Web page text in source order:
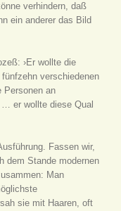
verhindern, daß
ein anderer das Bild
›Er wollte die
verschiedenen
Personen an
er wollte diese Qual
Fassen wir,
dem Stande modernen
Man
sie mit Haaren, oft